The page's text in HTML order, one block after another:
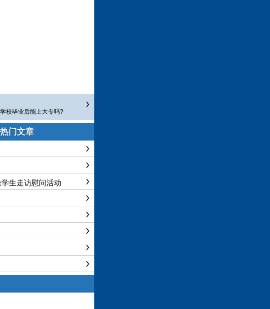
校毕业后能上大专吗?
热门文章
生走访慰问活动